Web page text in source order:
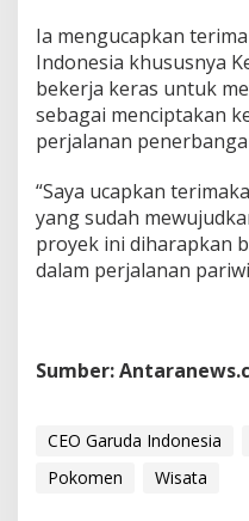
Ia mengucapkan
Indonesia khususnya
bekerja keras untuk
sebagai menciptakan
perjalanan
“Saya ucapkan
yang sudah
proyek ini diharapkan
dalam perjalanan
Sumber:
CEO Garuda Indonesia
Pokomen
Wisata